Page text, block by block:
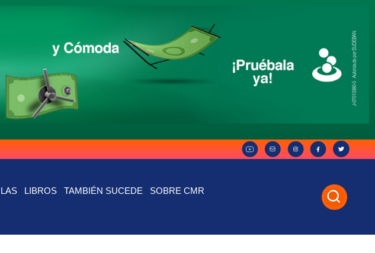
LIBROS TAMBIÉN SUCEDE SOBRE CMR